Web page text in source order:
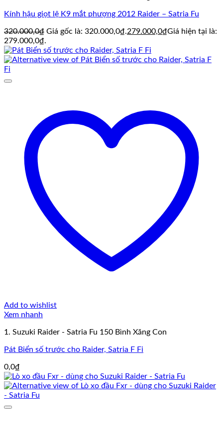
Kính hậu giọt lệ K9 mắt phượng 2012 Raider – Satria Fu
320.000,0₫ Giá gốc là: 320.000,0₫.279.000,0₫Giá hiện tại là:
279.000,0₫.
Add to wishlist
Xem nhanh
1. Suzuki Raider - Satria Fu 150 Bình Xăng Con
Pát Biển số trước cho Raider, Satria F Fi
0,0₫